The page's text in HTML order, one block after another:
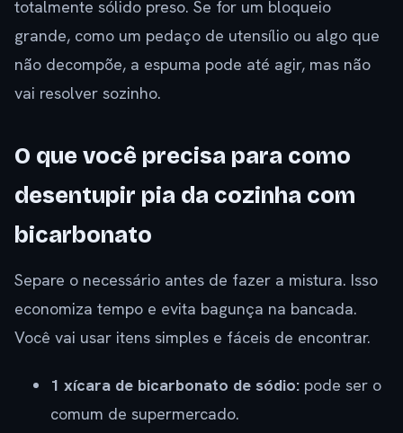
totalmente sólido preso. Se for um bloqueio
grande, como um pedaço de utensílio ou algo que
não decompõe, a espuma pode até agir, mas não
vai resolver sozinho.
O que você precisa para como
desentupir pia da cozinha com
bicarbonato
Separe o necessário antes de fazer a mistura. Isso
economiza tempo e evita bagunça na bancada.
Você vai usar itens simples e fáceis de encontrar.
1 xícara de bicarbonato de sódio: pode ser o
comum de supermercado.